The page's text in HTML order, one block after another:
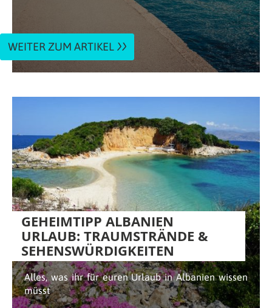
WEITER ZUM ARTIKEL
GEHEIMTIPP ALBANIEN
URLAUB: TRAUMSTRÄNDE &
SEHENSWÜRDIGKEITEN
Alles, was ihr für euren Urlaub in Albanien wissen
müsst